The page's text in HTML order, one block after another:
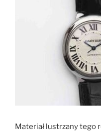
Materiał lustrzany tego